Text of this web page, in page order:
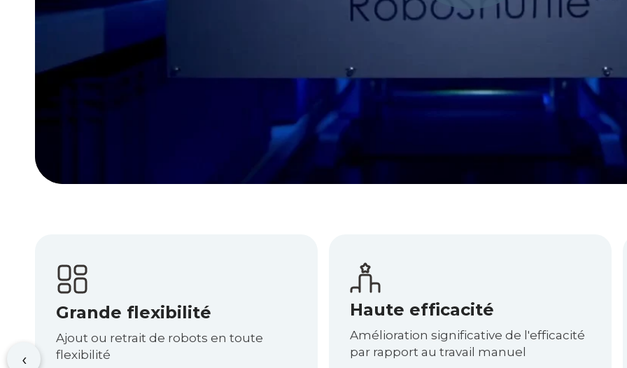
Grande flexibilité
Ajout ou retrait de robots en toute
flexibilité
Haute efficacité
Amélioration significative de l'efficacité
par rapport au travail manuel
‹